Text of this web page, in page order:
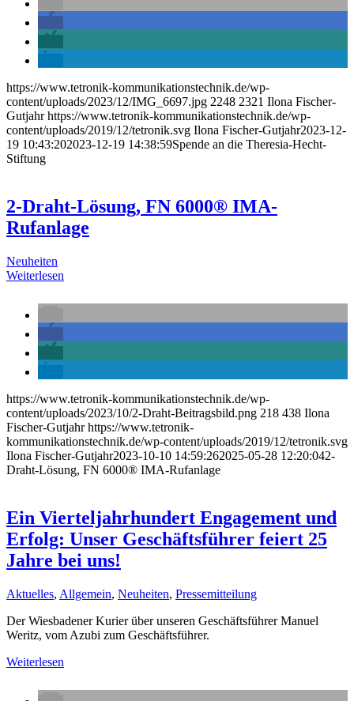
https://www.tetronik-kommunikationstechnik.de/wp-
content/uploads/2023/12/IMG_6697.jpg 2248 2321 Ilona Fischer-
Gutjahr https://www.tetronik-kommunikationstechnik.de/wp-
content/uploads/2019/12/tetronik.svg Ilona Fischer-Gutjahr2023-12-
19 10:43:202023-12-19 14:38:59Spende an die Theresia-Hecht-
Stiftung
2-Draht-Lösung, FN 6000® IMA-
Rufanlage
Neuheiten
Weiterlesen
https://www.tetronik-kommunikationstechnik.de/wp-
content/uploads/2023/10/2-Draht-Beitragsbild.png 218 438 Ilona
Fischer-Gutjahr https://www.tetronik-
kommunikationstechnik.de/wp-content/uploads/2019/12/tetronik.svg
Ilona Fischer-Gutjahr2023-10-10 14:59:262025-05-28 12:20:042-
Draht-Lösung, FN 6000® IMA-Rufanlage
Ein Vierteljahrhundert Engagement und
Erfolg: Unser Geschäftsführer feiert 25
Jahre bei uns!
Aktuelles, Allgemein, Neuheiten, Pressemitteilung
Der Wiesbadener Kurier über unseren Geschäftsführer Manuel
Weritz, vom Azubi zum Geschäftsführer.
Weiterlesen